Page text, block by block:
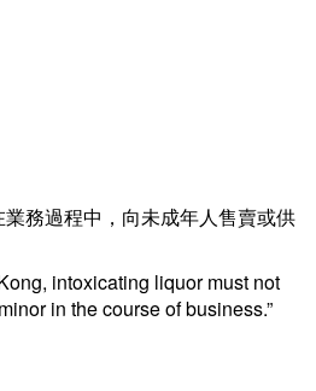
業務過程中，向未成年人售賣或供
intoxicating liquor must not
in the course of business.”